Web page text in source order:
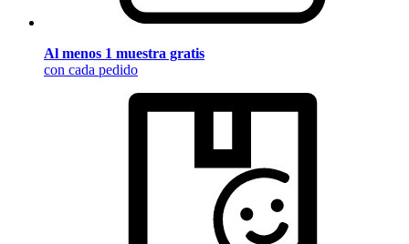
Al menos 1 muestra gratis
con cada pedido